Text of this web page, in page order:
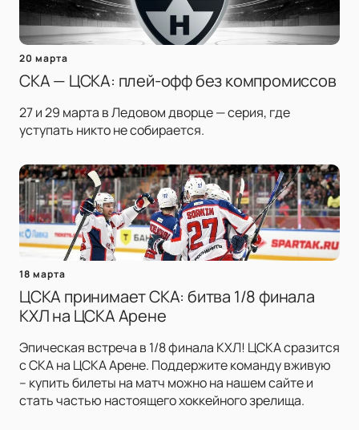
20 марта
СКА — ЦСКА: плей-офф без компромиссов
27 и 29 марта в Ледовом дворце — серия, где
уступать никто не собирается.
18 марта
ЦСКА принимает СКА: битва 1/8 финала
КХЛ на ЦСКА Арене
Эпическая встреча в 1/8 финала КХЛ! ЦСКА сразится
с СКА на ЦСКА Арене. Поддержите команду вживую
– купить билеты на матч можно на нашем сайте и
стать частью настоящего хоккейного зрелища.